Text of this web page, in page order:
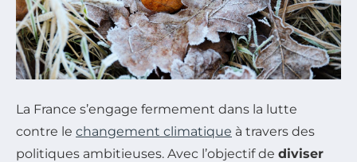
La France s’engage fermement dans la lutte
contre le changement climatique à travers des
politiques ambitieuses. Avec l’objectif de diviser